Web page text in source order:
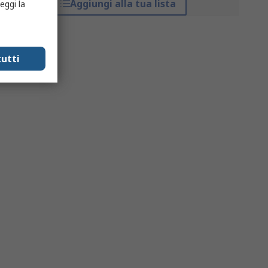
Aggiungi alla tua lista
la